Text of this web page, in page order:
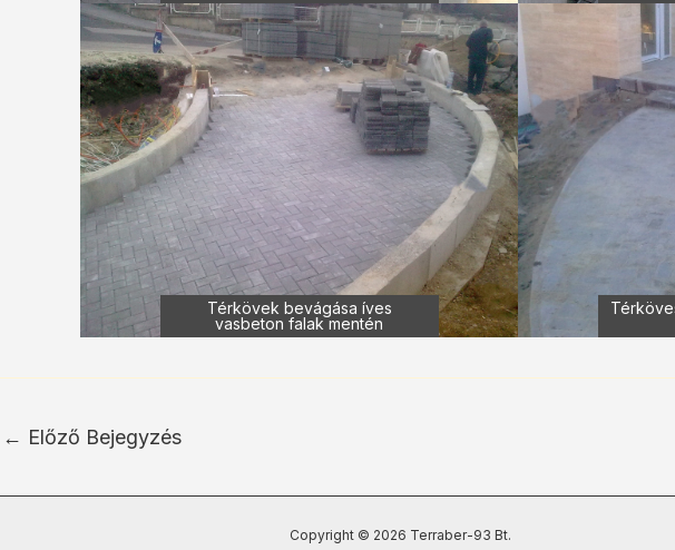
Térkövek bevágása íves
vasbeton falak mentén
← Előző Bejegyzés
Copyright © 2026 Terraber-93 Bt.